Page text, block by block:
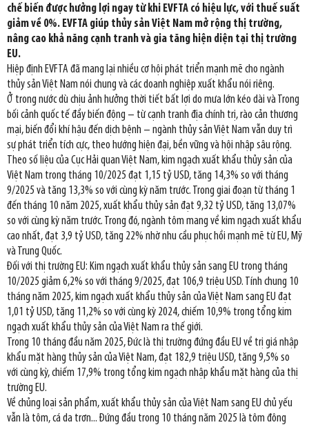
chế biến được hưởng lợi ngay từ khi EVFTA có hiệu lực, với thuế suất
giảm về 0%. EVFTA giúp thủy sản Việt Nam mở rộng thị trường,
nâng cao khả năng cạnh tranh và gia tăng hiện diện tại thị trường
EU.
Hiệp định EVFTA đã mang lại nhiều cơ hội phát triển mạnh mẽ cho ngành
thủy sản Việt Nam nói chung và các doanh nghiệp xuất khẩu nói riêng.
Ở trong nước dù chịu ảnh hưởng thời tiết bất lợi do mưa lớn kéo dài và Trong
bối cảnh quốc tế đầy biến động – từ cạnh tranh địa chính trị, rào cản thương
mại, biến đổi khí hậu đến dịch bệnh – ngành thủy sản Việt Nam vẫn duy trì
sự phát triển tích cực, theo hướng hiện đại, bền vững và hội nhập sâu rộng.
Theo số liệu của Cục Hải quan Việt Nam, kim ngạch xuất khẩu thủy sản của
Việt Nam trong tháng 10/2025 đạt 1,15 tỷ USD, tăng 14,3% so với tháng
9/2025 và tăng 13,3% so với cùng kỳ năm trước. Trong giai đoạn từ tháng 1
đến tháng 10 năm 2025, xuất khẩu thủy sản đạt 9,32 tỷ USD, tăng 13,07%
so với cùng kỳ năm trước. Trong đó, ngành tôm mang về kim ngạch xuất khẩu
cao nhất, đạt 3,9 tỷ USD, tăng 22% nhờ nhu cầu phục hồi mạnh mẽ từ EU, Mỹ
và Trung Quốc.
Đối với thị trường EU: Kim ngạch xuất khẩu thủy sản sang EU trong tháng
10/2025 giảm 6,2% so với tháng 9/2025, đạt 106,9 triệu USD. Tính chung 10
tháng năm 2025, kim ngạch xuất khẩu thủy sản của Việt Nam sang EU đạt
1,01 tỷ USD, tăng 11,2% so với cùng kỳ 2024, chiếm 10,9% trong tổng kim
ngạch xuất khẩu thủy sản của Việt Nam ra thế giới.
Trong 10 tháng đầu năm 2025, Đức là thị trường đứng đầu EU về trị giá nhập
khẩu mặt hàng thủy sản của Việt Nam, đạt 182,9 triệu USD, tăng 9,5% so
với cùng kỳ, chiếm 17,9% trong tổng kim ngạch nhập khẩu mặt hàng của thị
trường EU.
Về chủng loại sản phẩm, xuất khẩu thủy sản của Việt Nam sang EU chủ yếu
vẫn là tôm, cá da trơn... Đứng đầu trong 10 tháng năm 2025 là tôm đông